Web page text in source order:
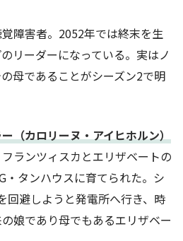
障害者。2052年では終末を生
リーダーになっている。実はノ
母であることがシーズン2で明
（カロリーヌ・アイヒホルン）
ランツィスカとエリザベートの
・タンハウスに育てられた。シ
回避しようと発電所へ行き、時
娘であり母でもあるエリザベー